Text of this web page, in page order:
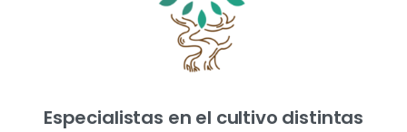
Especialistas en el cultivo distintas